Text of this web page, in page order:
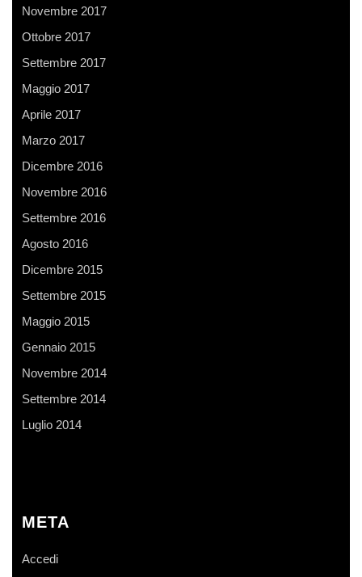
Novembre 2017
Ottobre 2017
Settembre 2017
Maggio 2017
Aprile 2017
Marzo 2017
Dicembre 2016
Novembre 2016
Settembre 2016
Agosto 2016
Dicembre 2015
Settembre 2015
Maggio 2015
Gennaio 2015
Novembre 2014
Settembre 2014
Luglio 2014
META
Accedi